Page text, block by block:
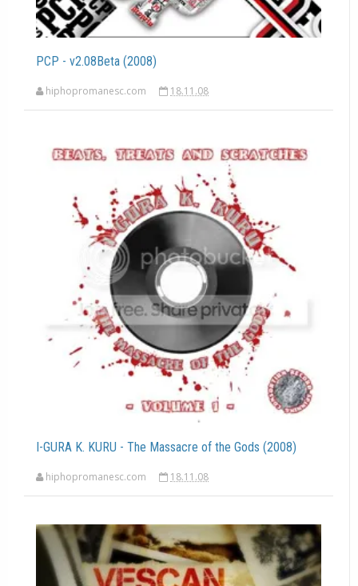
PCP - v2.08Beta (2008)
hiphopromanesc.com 18.11.08
I-GURA K. KURU - The Massacre of the Gods (2008)
hiphopromanesc.com 18.11.08